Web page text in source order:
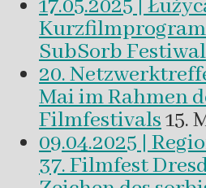
17.05.2025 |
SubSorb Festiwal
20.
Mai im Rahmen
Filmfestivals15.
09.04.2025 |
37. Filmfest